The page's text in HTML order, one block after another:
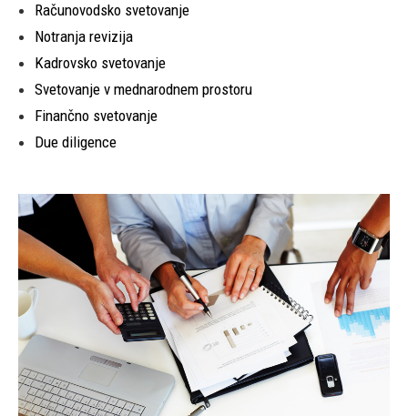
Računovodsko svetovanje
Notranja revizija
Kadrovsko svetovanje
Svetovanje v mednarodnem prostoru
Finančno svetovanje
Due diligence